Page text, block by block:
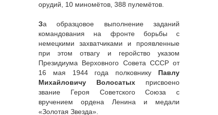
орудий, 10 миномётов, 388 пулемётов.
За образцовое выполнение заданий
командования на фронте борьбы с
немецкими захватчиками и проявленные
при этом отвагу и геройство указом
Президиума Верховного Совета СССР от
16 мая 1944 года полковнику Павлу
Михайловичу Волосатых присвоено
звание Героя Советского Союза с
вручением ордена Ленина и медали
«Золотая Звезда».